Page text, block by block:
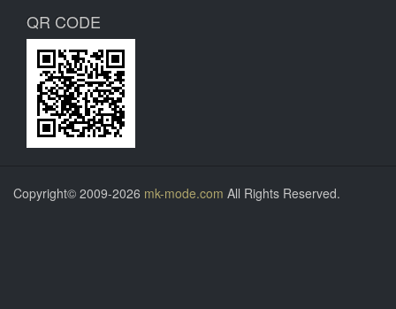
QR CODE
Copyright© 2009-2026 mk-mode.com All Rights Reserved.